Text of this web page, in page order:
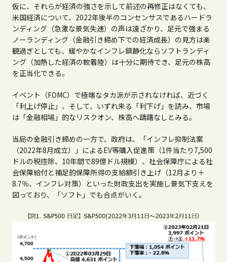
仮に、それらが経済の強さを示して前述の再修正はなくても、
米国経済について、2022年後半のコンセンサスであるハードラ
ンディング（急激な景気失速）の声は遠ざかり、足元で強まる
ノーランディング（金融引き締め下での経済成長）の見方は楽
観過ぎとしても、緩やかなインフレ鎮静化ならソフトランディ
ング（加熱した経済の軟着陸）は十分に期待でき、足元の株高
を正当化できる。
イベント（FOMC）で極端なタカ派が示されなければ、近づく
「利上げ停止」、そして、いずれ来る「利下げ」を読み、市場
は「金融相場」的なリスクオン、株高へ躊躇なしとみる。
当局の金融引き締めの一方で、政府は、「インフレ抑制法案
（2022年8月成立）」によるEV等購入促進策（1件当たり 7,500
ドルの税控除、 10年間で89億ドル規模）、社会保障庁による社
会保障給付と補足的保障所得の支給額引き上げ（12月より＋
8.7％、インフレ対策）といった財政支出を実施し景気下支えを
図っており、「ソフト」でも合点がいく。